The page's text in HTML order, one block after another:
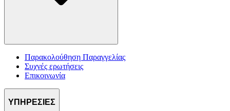
Παρακολούθηση Παραγγελίας
Συχνές ερωτήσεις
Επικοινωνία
ΥΠΗΡΕΣΙΕΣ